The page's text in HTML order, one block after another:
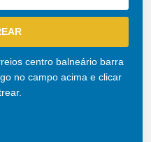
centro balneário barra
no campo acima e clicar